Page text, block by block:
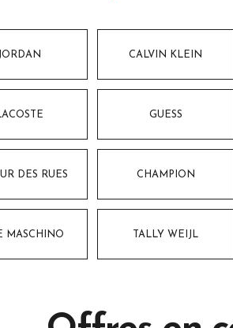
JORDAN CALVIN KLEIN
GUESS
DES RUES CHAMPION
MASCHINO TALLY WEIJL